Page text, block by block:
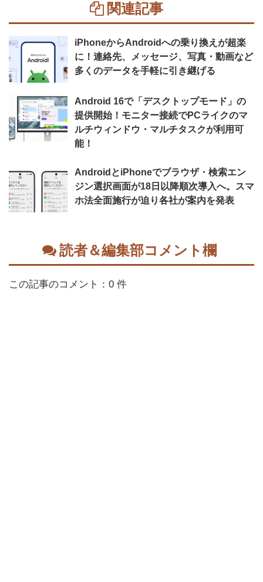
関連記事
iPhoneからAndroidへの乗り換えが超楽
に！連絡先、メッセージ、写真・動画など
多くのデータを手軽に引き継げる
Android 16で「デスクトップモード」の
提供開始！モニター接続でPCライクのマ
ルチウィンドウ・マルチタスクが利用可
能！
AndroidとiPhoneでブラウザ・検索エン
ジン選択画面が18日以降順次導入へ。スマ
ホ法全面施行が迫り各社が案内を発表
読者＆編集部コメント欄
この記事のコメント：0 件